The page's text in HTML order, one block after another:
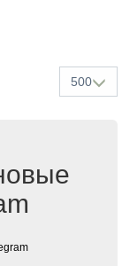
500